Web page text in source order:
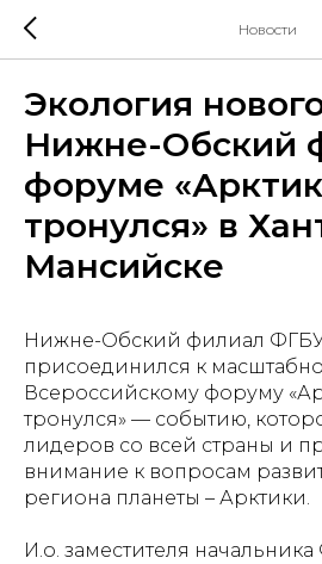
Новости
Экология
Нижне-Обский
форуме
тронулся» в
Мансийске
Нижне-Обский филиал ФГБУ
присоединился к
Всероссийскому форуму
тронулся» — событию,
лидеров со всей страны и
внимание к вопросам
региона планеты – Арктики.
И.о. заместителя